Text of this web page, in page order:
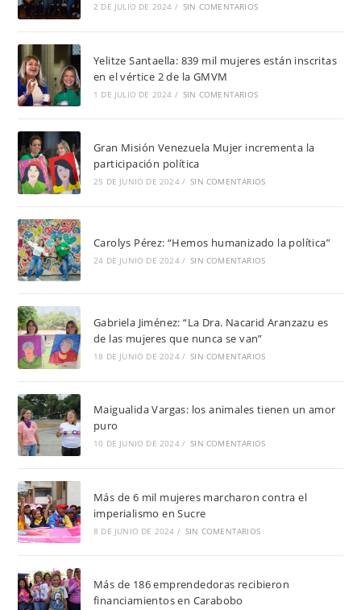
2 DE JULIO DE 2024 / SIN COMENTARIOS
Yelitze Santaella: 839 mil mujeres están inscritas
en el vértice 2 de la GMVM
1 DE JULIO DE 2024 / SIN COMENTARIOS
Gran Misión Venezuela Mujer incrementa la
participación política
25 DE JUNIO DE 2024 / SIN COMENTARIOS
Carolys Pérez: “Hemos humanizado la política”
24 DE JUNIO DE 2024 / SIN COMENTARIOS
Gabriela Jiménez: “La Dra. Nacarid Aranzazu es
de las mujeres que nunca se van”
18 DE JUNIO DE 2024 / SIN COMENTARIOS
Maigualida Vargas: los animales tienen un amor
puro
10 DE JUNIO DE 2024 / SIN COMENTARIOS
Más de 6 mil mujeres marcharon contra el
imperialismo en Sucre
8 DE JUNIO DE 2024 / SIN COMENTARIOS
Más de 186 emprendedoras recibieron
financiamientos en Carabobo